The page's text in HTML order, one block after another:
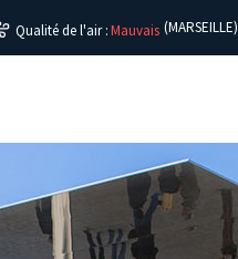
Qualité de l'air :Mauvais (MARSEILLE)